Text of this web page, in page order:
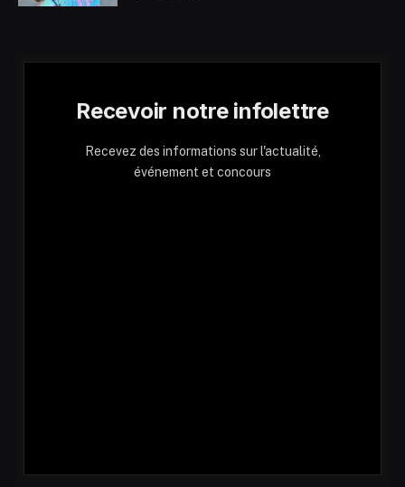
Recevoir notre infolettre
Recevez des informations sur l'actualité,
événement et concours